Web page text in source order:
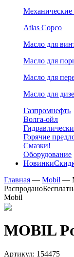
Механические
Atlas Copco
Масло для
Масло для
Масло для
Масло для
Газпромнефть
Волга-ойл
Горячие
Смазки!
Оборудование
Новинки
Главная — Mobil —
Распродано
Mobil
MOBIL
Артикул: 154475